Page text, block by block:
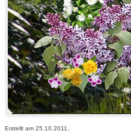
Erstellt am 25.10.2011,